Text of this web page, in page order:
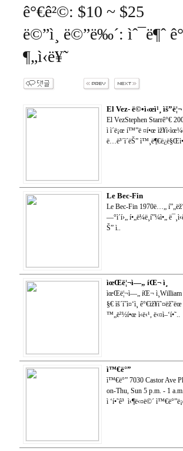
ê°€ê²©: $10 ~ $25
ë©”ì¸ ë©”ë‰´: ìˆ¯ë¶ˆ
¶„ì‹ë¥˜
El Vez- ë©•ì‹œì¹¸ ìš”ë¦¬
El VezStephen Starrê°€
ì ì´ë¡œ í™”ë ¤í•œ
ë…ë³´ì´ëŠ”
Le Bec-Fin
Le Bec-Fin 1970ë…„
—°ì´í›„ í•„ë¼ë¸í”¼ì•„
Š” ì..
ìœŒë¦¬ì—„ íŒ¬ ì¸
ìœŒë¦¬ì—„ íŒ¬ ì¸William
§€ ìš´ì˜ì¤‘ì¸
™„ë²½í•œ ì‹ë‹¹, ë‹¤ì–‘í•˜..
ì™€ë°”
ì™€ë°” 7030 Castor Ave
on-Thu, Sun 5 p.m. - 1
ì ‘í•˜ê³ ì‹¶ë‹¤ë©´